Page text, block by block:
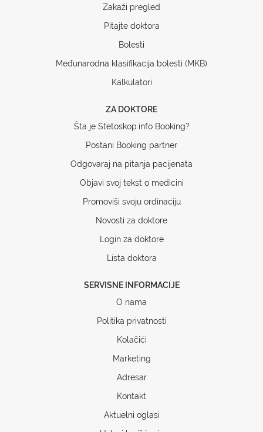
Zakaži pregled
Pitajte doktora
Bolesti
Međunarodna klasifikacija bolesti (MKB)
Kalkulatori
ZA DOKTORE
Šta je Stetoskop.info Booking?
Postani Booking partner
Odgovaraj na pitanja pacijenata
Objavi svoj tekst o medicini
Promoviši svoju ordinaciju
Novosti za doktore
Login za doktore
Lista doktora
SERVISNE INFORMACIJE
O nama
Politika privatnosti
Kolačići
Marketing
Adresar
Kontakt
Aktuelni oglasi